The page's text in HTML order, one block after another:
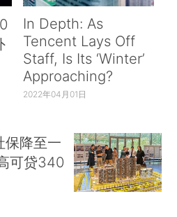
In Depth: As
Tencent Lays Off
Staff, Is Its ‘Winter’
Approaching?
2022年04月01日
保降至一
可贷340